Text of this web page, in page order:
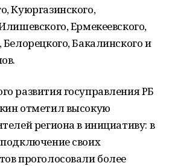
Куюргазинского,
Ермекеевского,
Бакалинского и
развития госуправления РБ
отметил высокую
региона в инициативу: в
своих
проголосовали более